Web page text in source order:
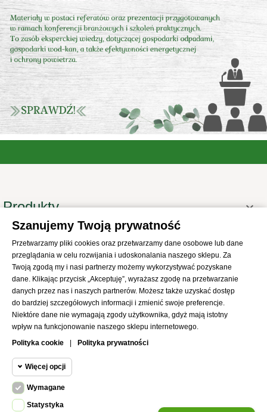
Produkty 
Informacje
Twoje konto 
Informacje o sklepie
Szanujemy Twoją prywatność
Przetwarzamy pliki cookies oraz przetwarzamy dane osobowe lub dane
przeglądania w celu rozwijania i udoskonalania naszego sklepu. Za
Twoją zgodą my i nasi partnerzy możemy wykorzystywać pozyskane
dane. Klikając przycisk „Akceptuję”, wyrażasz zgodę na przetwarzanie
danych przez nas i naszych partnerów. Możesz także uzyskać dostęp
do bardziej szczegółowych informacji i zmienić swoje preferencje.
Niektóre dane nie wymagają zgody użytkownika, gdyż mają istotny
wpływ na funkcjonowanie naszego sklepu internetowego.
Polityka cookie
Polityka prywatności
Więcej opcji
Wymagane
Wymagane
Statystyka
© 2021SKLEP AbrysAll Rights Reserved